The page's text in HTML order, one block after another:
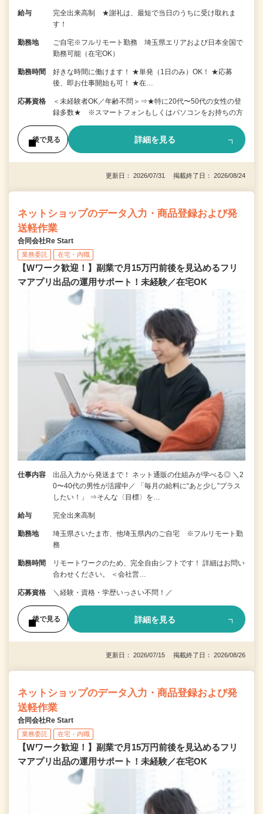
給与
完全出来高制 ★謝礼は、最短で当日のうちに受け取れま
す！
勤務地
ご自宅※フルリモート勤務 埼玉県エリアおよび日本全国で
勤務可能（在宅OK）
勤務時間
好きな時間に働けます！ ★単発（1日のみ）OK！ ★応募
後、即お仕事開始も可！ ★在…
応募資格
＜未経験者OK／年齢不問＞⇒★特に20代〜50代の女性の登
録多数★ ※スマートフォンもしくはパソコンをお持ちの方
後で見る 詳細を見る
更新日： 2026/07/31 掲載終了日： 2026/08/24
ネットショップのデータ入力・商品登録および発
送軽作業
合同会社Re Start
業務委託 在宅・内職
【Wワーク歓迎！】副業で月15万円前後を見込めるフリ
マアプリ出品の運用サポート！未経験／在宅OK
仕事内容
出品入力から発送まで！ ネット通販の仕組みが学べる◎ ＼2
0〜40代の男性が活躍中／ 「毎月の給料に“あと少し”プラス
したい！」 ⇒そんな〈目標〉を…
給与 完全出来高制
勤務地
埼玉県さいたま市、他埼玉県内のご自宅 ※フルリモート勤
務
勤務時間
リモートワークのため、完全自由シフトです！ 詳細はお問い
合わせください。 ＜会社営…
応募資格 ＼経験・資格・学歴いっさい不問！／
後で見る 詳細を見る
更新日： 2026/07/15 掲載終了日： 2026/08/26
ネットショップのデータ入力・商品登録および発
送軽作業
合同会社Re Start
業務委託 在宅・内職
【Wワーク歓迎！】副業で月15万円前後を見込めるフリ
マアプリ出品の運用サポート！未経験／在宅OK